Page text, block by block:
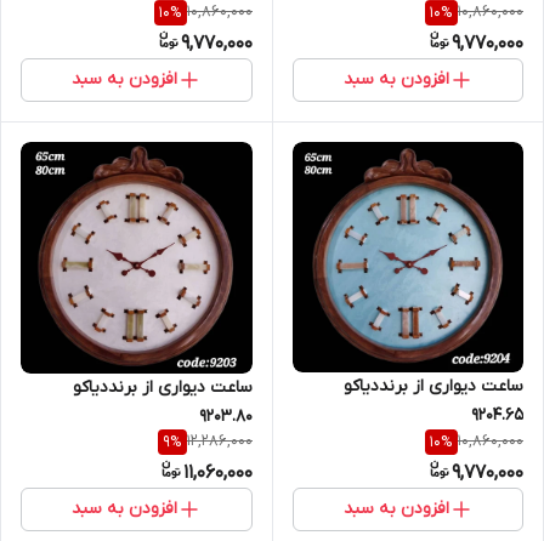
10,860,000
10%
9,770,000
افزودن به سبد
10,860,000
10%
9,770,000
افزودن به سبد
ساعت دیواری از برنددیاکو
9204.65
10,860,000
10%
9,770,000
افزودن به سبد
ساعت دیواری از برنددیاکو
9203.80
12,286,000
9%
11,060,000
افزودن به سبد